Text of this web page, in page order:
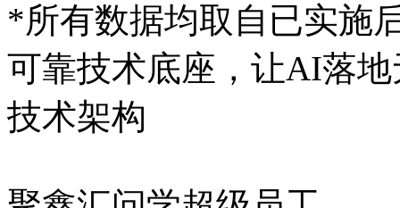
*所有数据均取自已实施
可靠技术底座，让AI落
技术架构